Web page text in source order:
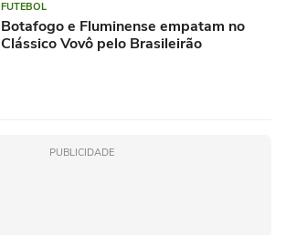
FUTEBOL
Botafogo e Fluminense empatam no
Clássico Vovô pelo Brasileirão
PUBLICIDADE